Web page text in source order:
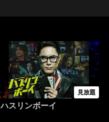
見放題
ハスリンボーイ